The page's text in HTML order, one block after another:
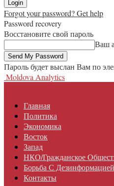
Forgot your password? Get help
Password recovery
Восстановите свой пароль
Ваш
Пароль будет выслан Вам по
Moldova Analytics
Главная
Политика
Экономика
Восток
Запад
НКО/гражданское
Борьба С Дезинформацией
Контакты